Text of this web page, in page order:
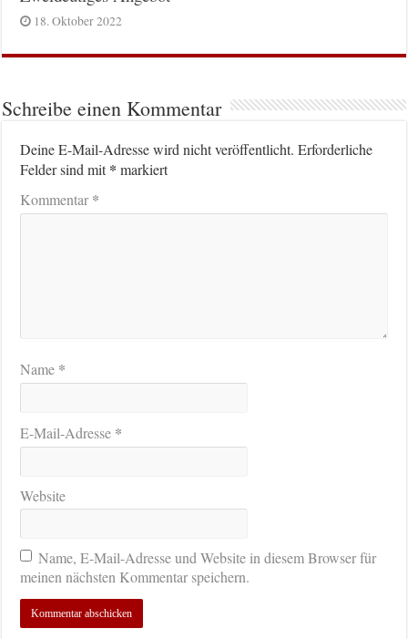
18. Oktober 2022
Schreibe einen Kommentar
Deine E-Mail-Adresse wird nicht veröffentlicht. Erforderliche
Felder sind mit* markiert
Kommentar*
Name *
E-Mail-Adresse *
Website
Name, E-Mail-Adresse und Website in diesem Browser für
meinen nächsten Kommentar speichern.